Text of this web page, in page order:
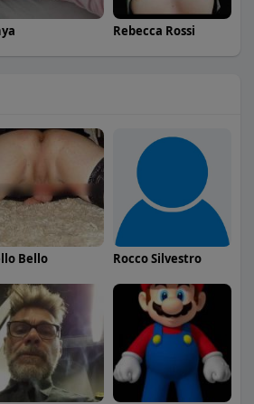
Rebecca Rossi
Bello Rocco Silvestro